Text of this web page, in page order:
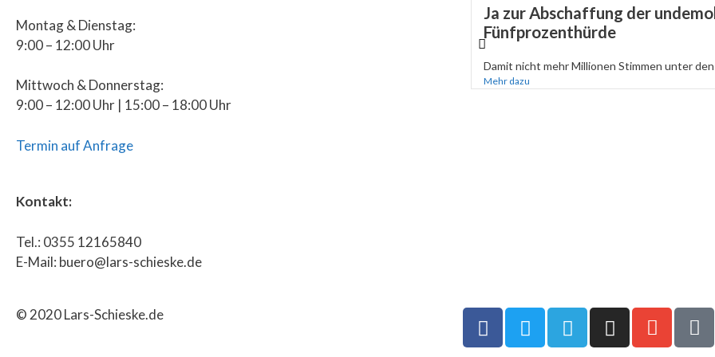
Montag & Dienstag:
9:00 – 12:00 Uhr
Mittwoch & Donnerstag:
9:00 – 12:00 Uhr | 15:00 – 18:00 Uhr
Termin auf Anfrage
Kontakt:
Tel.: 0355 12165840
E-Mail: buero@lars-schieske.de
Ja zur Abschaffung der
Fünfprozenthürde
Damit nicht mehr Millionen Stimmen unter
Mehr dazu
© 2020 Lars-Schieske.de